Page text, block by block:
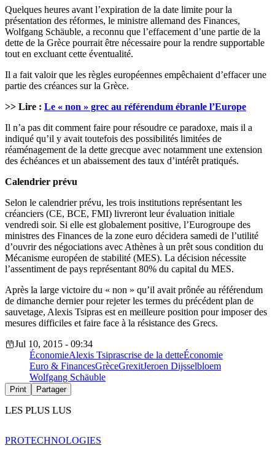
Quelques heures avant l’expiration de la date limite pour la
présentation des réformes, le ministre allemand des Finances,
Wolfgang Schäuble, a reconnu que l’effacement d’une partie de la
dette de la Grèce pourrait être nécessaire pour la rendre supportable
tout en excluant cette éventualité.
Il a fait valoir que les règles européennes empêchaient d’effacer une
partie des créances sur la Grèce.
>> Lire : Le « non » grec au référendum ébranle l’Europe
Il n’a pas dit comment faire pour résoudre ce paradoxe, mais il a
indiqué qu’il y avait toutefois des possibilités limitées de
réaménagement de la dette grecque avec notamment une extension
des échéances et un abaissement des taux d’intérêt pratiqués.
Calendrier prévu
Selon le calendrier prévu, les trois institutions représentant les
créanciers (CE, BCE, FMI) livreront leur évaluation initiale
vendredi soir. Si elle est globalement positive, l’Eurogroupe des
ministres des Finances de la zone euro décidera samedi de l’utilité
d’ouvrir des négociations avec Athènes à un prêt sous condition du
Mécanisme européen de stabilité (MES). La décision nécessite
l’assentiment de pays représentant 80% du capital du MES.
Après la large victoire du « non » qu’il avait prônée au référendum
de dimanche dernier pour rejeter les termes du précédent plan de
sauvetage, Alexis Tsipras est en meilleure position pour imposer des
mesures difficiles et faire face à la résistance des Grecs.
Jul 10, 2015 - 09:34
ÉconomieAlexis Tsiprascrise de la detteÉconomie
Euro & FinancesGrèceGrexitJeroen Dijsselbloem
Wolfgang Schäuble
Print Partager
LES PLUS LUS
PROTECHNOLOGIES